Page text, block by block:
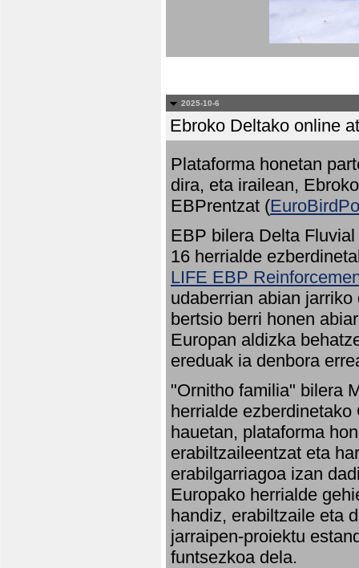
2025-10-6
Ebroko Deltako online
Plataforma honetan
dira, eta irailean,
EBPrentzat (
EBP bilera Delta
16 herrialde
LIFE EBP
udaberrian abian
bertsio berri honen
Europan aldizka
ereduak ia denbora
"Ornitho familia" bilera
herrialde
hauetan, plataforma
erabiltzaileentzat eta
erabilgarriagoa izan
Europako herrialde
handiz, erabiltzaile eta
jarraipen-proiektu
funtsezkoa dela.